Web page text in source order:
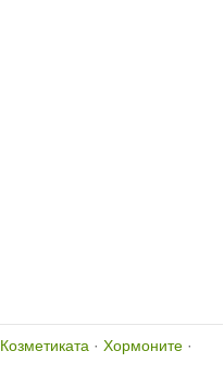
Козметиката · Хормоните ·